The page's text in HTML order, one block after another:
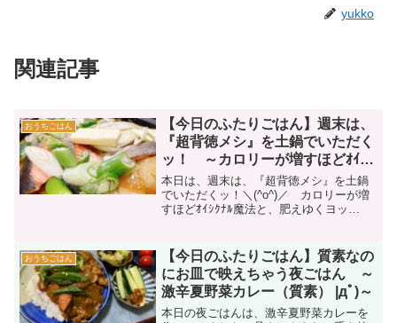
yukko
関連記事
おうちごはん
【今日のふたりごはん】週末は、
『超背徳メシ』を土鍋でいただく
ッ！ ～カロリーが増すほどｵｲｼｸ
ﾅﾙ魔法と、肥えゆくヨッメ編|дﾟ)
～
本日は、週末は、『超背徳メシ』を土鍋
でいただくッ！＼(^o^)／ カロリーが増
すほどｵｲｼｸﾅﾙ魔法と、肥えゆくヨッ
おうちごはん
【今日のふたりごはん】質素なの
にお皿で映えちゃう夜ごはん ～
激辛夏野菜カレー（質素） |дﾟ)～
本日の夜ごはんは、激辛夏野菜カレーを